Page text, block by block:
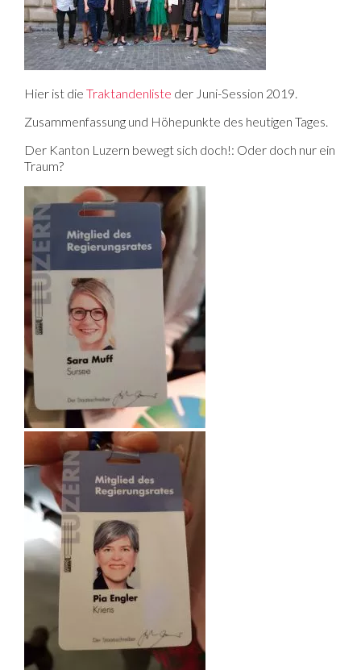
Hier ist die Traktandenliste der Juni-Session 2019.
Zusammenfassung und Höhepunkte des heutigen Tages.
Der Kanton Luzern bewegt sich doch!: Oder doch nur ein
Traum?